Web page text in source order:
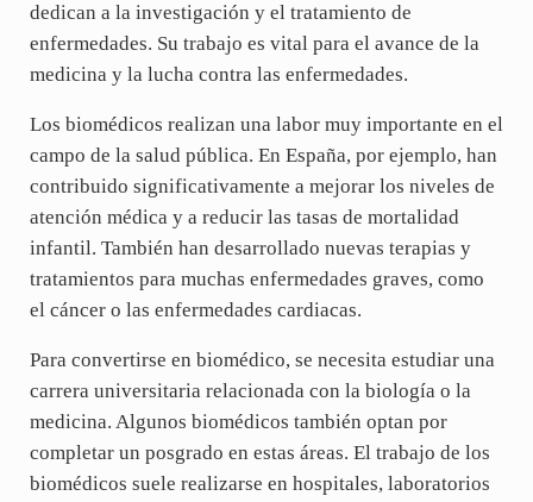
dedican a la investigación y el tratamiento de
enfermedades. Su trabajo es vital para el avance de la
medicina y la lucha contra las enfermedades.
Los biomédicos realizan una labor muy importante en el
campo de la salud pública. En España, por ejemplo, han
contribuido significativamente a mejorar los niveles de
atención médica y a reducir las tasas de mortalidad
infantil. También han desarrollado nuevas terapias y
tratamientos para muchas enfermedades graves, como
el cáncer o las enfermedades cardiacas.
Para convertirse en biomédico, se necesita estudiar una
carrera universitaria relacionada con la biología o la
medicina. Algunos biomédicos también optan por
completar un posgrado en estas áreas. El trabajo de los
biomédicos suele realizarse en hospitales, laboratorios